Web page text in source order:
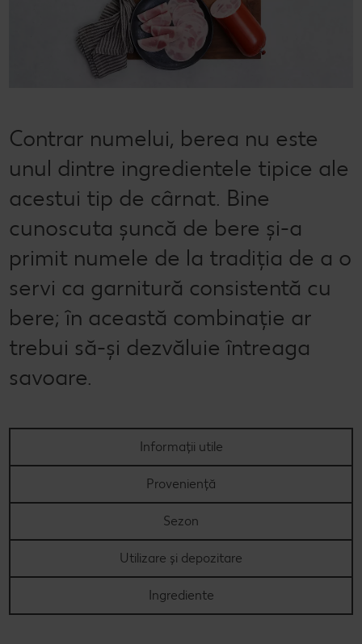
Cu Kaufland Card alimentezi ușor
Dicționar de alimente
Vreau din România
Rețete by Kitchen Affair
Ce gătim azi?
Rețete de prăjituri
Rețete cu carne
Rețete de post
NOU
Codul Grataragiului NOU
Ieftin și bun
Când cere ceva dulce
Marcă proprie Kaufland - și calitate și preț mic
România știe să gătească
Kaufland Livrează
Fresh
Concursuri online
Revista Kaufland - Acum și pe WhatsApp!
Stare de bine
Contrar numelui, berea nu este
unul dintre ingredientele tipice ale
acestui tip de cârnat. Bine
cunoscuta șuncă de bere și-a
primit numele de la tradiția de a o
servi ca garnitură consistentă cu
bere; în această combinație ar
trebui să-și dezvăluie întreaga
savoare.
Informații utile
Proveniență
Sezon
Utilizare și depozitare
Ingrediente